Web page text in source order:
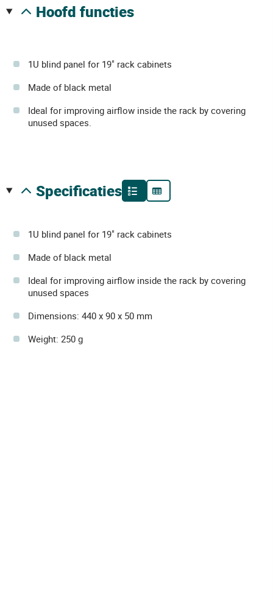
hoofd functies
1U blind panel for 19" rack cabinets
Made of black metal
Ideal for improving airflow inside the rack by covering
unused spaces.
specificaties
1U blind panel for 19" rack cabinets
Made of black metal
Ideal for improving airflow inside the rack by covering
unused spaces
Dimensions: 440 x 90 x 50 mm
Weight: 250 g